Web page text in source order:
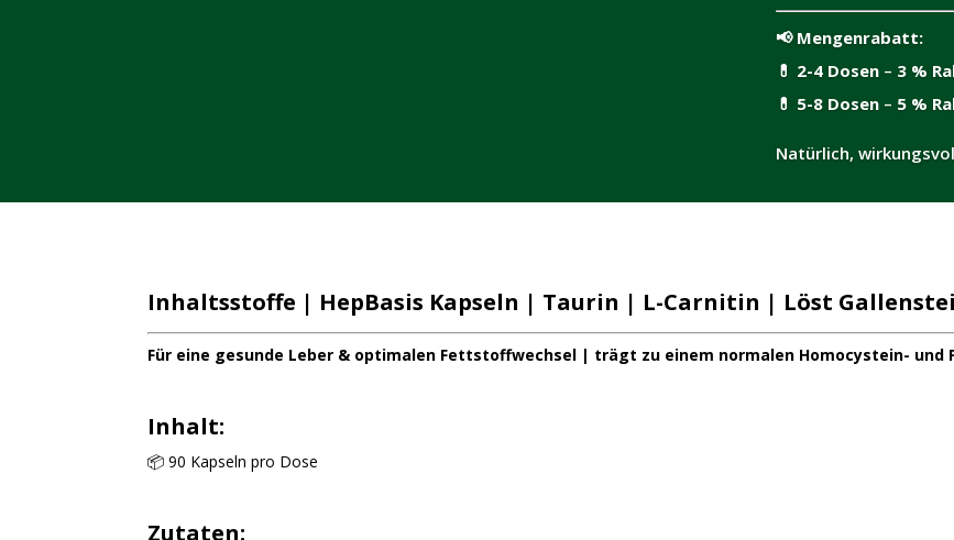
📢 Mengenrabatt:
💊 2-4 Dosen– 3 %
💊 5-8 Dosen – 5 %
Natürlich,
Inhaltsstoffe | HepBasis Kapseln | Taurin | L-Carnitin | Löst
Für eine gesunde Leber & optimalen Fettstoffwechsel | trägt zu einem normalen Homocystein- und
Inhalt:
📦 90 Kapseln pro Dose
Zutaten: